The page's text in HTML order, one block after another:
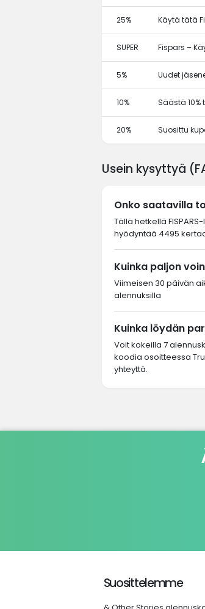
25% Käytä tätä
SUPER Fispars –
5% Uudet
10% Säästä
20% Suosittu
Usein kysyttyä
Onko saatavilla
Tällä hetkellä
hyödyntää 4495
Kuinka paljon
Viimeisen 30 päivän
alennuksilla
Kuinka löydän
Voit kokeilla 7
koodia osoitteessa
yhteyttä.
Suosittelemme